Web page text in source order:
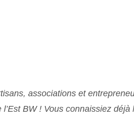
associations et
l’Est BW ! Vous connaissiez déjà